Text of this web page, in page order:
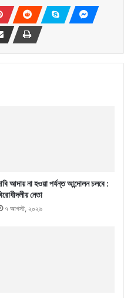
আদায় না হওয়া পর্যন্ত আন্দোলন চলবে :
নেতা
৭ আগস্ট, ২০২৬